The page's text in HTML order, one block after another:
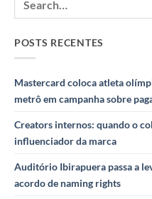
POSTS RECENTES
Mastercard coloca atleta
metrô em campanha sobre
Creators internos: quando o
influenciador da marca
Auditório Ibirapuera passa a
acordo de naming rights